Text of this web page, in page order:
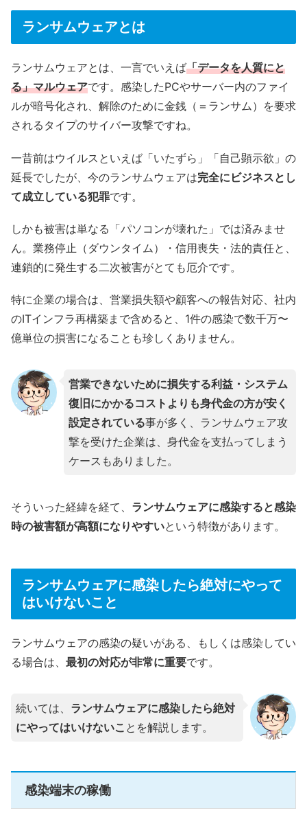
ランサムウェアとは
ランサムウェアとは、一言でいえば「データを人質にと
る」マルウェアです。感染したPCやサーバー内のファイ
ルが暗号化され、解除のために金銭（＝ランサム）を要求
されるタイプのサイバー攻撃ですね。
一昔前はウイルスといえば「いたずら」「自己顕示欲」の
延長でしたが、今のランサムウェアは完全にビジネスとし
て成立している犯罪です。
しかも被害は単なる「パソコンが壊れた」では済みませ
ん。業務停止（ダウンタイム）・信用喪失・法的責任と、
連鎖的に発生する二次被害がとても厄介です。
特に企業の場合は、営業損失額や顧客への報告対応、社内
のITインフラ再構築まで含めると、1件の感染で数千万〜
億単位の損害になることも珍しくありません。
営業できないために損失する利益・システム
復旧にかかるコストよりも身代金の方が安く
設定されている事が多く、ランサムウェア攻
撃を受けた企業は、身代金を支払ってしまう
ケースもありました。
そういった経緯を経て、 ランサムウェアに感染すると感染
時の被害額が高額になりやすいという特徴があります。
ランサムウェアに感染したら絶対にやって
はいけないこと
ランサムウェアの感染の疑いがある、もしくは感染してい
る場合は、 最初の対応が非常に重要です。
続いては、 ランサムウェアに感染したら絶対
にやってはいけないこ とを解説します。
感染端末の稼働